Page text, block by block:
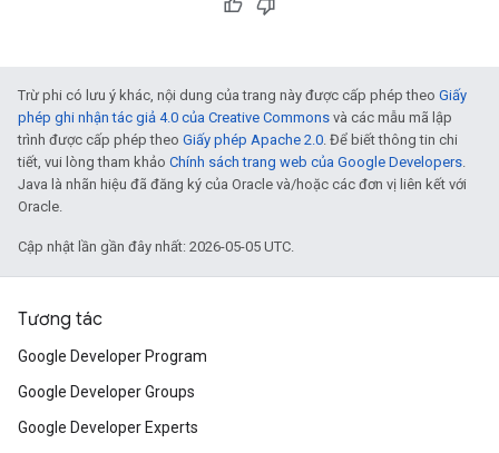
Trừ phi có lưu ý khác, nội dung của trang này được cấp phép theo Giấy
phép ghi nhận tác giả 4.0 của Creative Commons và các mẫu mã lập
trình được cấp phép theo Giấy phép Apache 2.0. Để biết thông tin chi
tiết, vui lòng tham khảo Chính sách trang web của Google Developers.
Java là nhãn hiệu đã đăng ký của Oracle và/hoặc các đơn vị liên kết với
Oracle.
Cập nhật lần gần đây nhất: 2026-05-05 UTC.
Tương tác
Google Developer Program
Google Developer Groups
Google Developer Experts